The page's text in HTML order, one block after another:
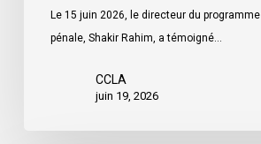
Le 15 juin 2026, le directeur du
pénale, Shakir Rahim, a témoigné…
CCLA
juin 19, 2026